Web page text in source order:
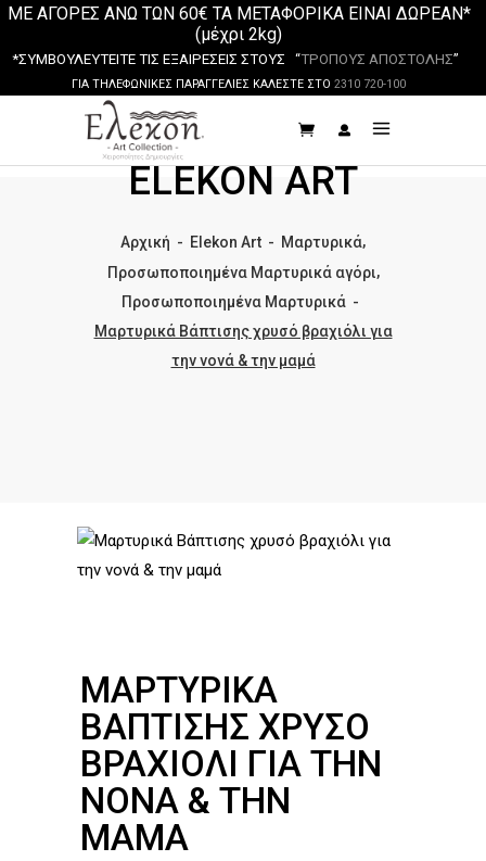
ΜΕ ΑΓΟΡΕΣ ΑΝΩ ΤΩΝ 60€ ΤΑ ΜΕΤΑΦΟΡΙΚΑ ΕΙΝΑΙ ΔΩΡΕΑΝ*
(μέχρι 2kg)
*ΣΥΜΒΟΥΛΕΥΤΕΙΤΕ ΤΙΣ ΕΞΑΙΡΕΣΕΙΣ ΣΤΟΥΣ “ΤΡΟΠΟΥΣ ΑΠΟΣΤΟΛΗΣ”
ΓΙΑ ΤΗΛΕΦΩΝΙΚΕΣ ΠΑΡΑΓΓΕΛΙΕΣ ΚΑΛΕΣΤΕ ΣΤΟ 2310 720-100
ELEKON ART
Αρχική - Elekon Art - Μαρτυρικά,
Προσωποποιημένα Μαρτυρικά αγόρι,
Προσωποποιημένα Μαρτυρικά-
Μαρτυρικά Βάπτισης χρυσό βραχιόλι για
την νονά & την μαμά
ΜΑΡΤΥΡΙΚΆ
ΒΆΠΤΙΣΗΣ ΧΡΥΣΌ
ΒΡΑΧΙΌΛΙ ΓΙΑ ΤΗΝ
ΝΟΝΆ & ΤΗΝ
ΜΑΜΆ